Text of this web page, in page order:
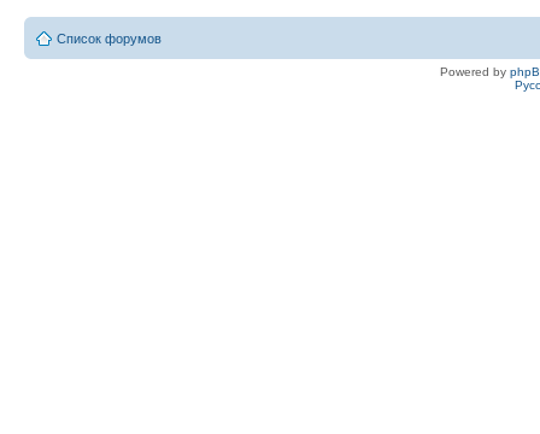
Список форумов
Powered by